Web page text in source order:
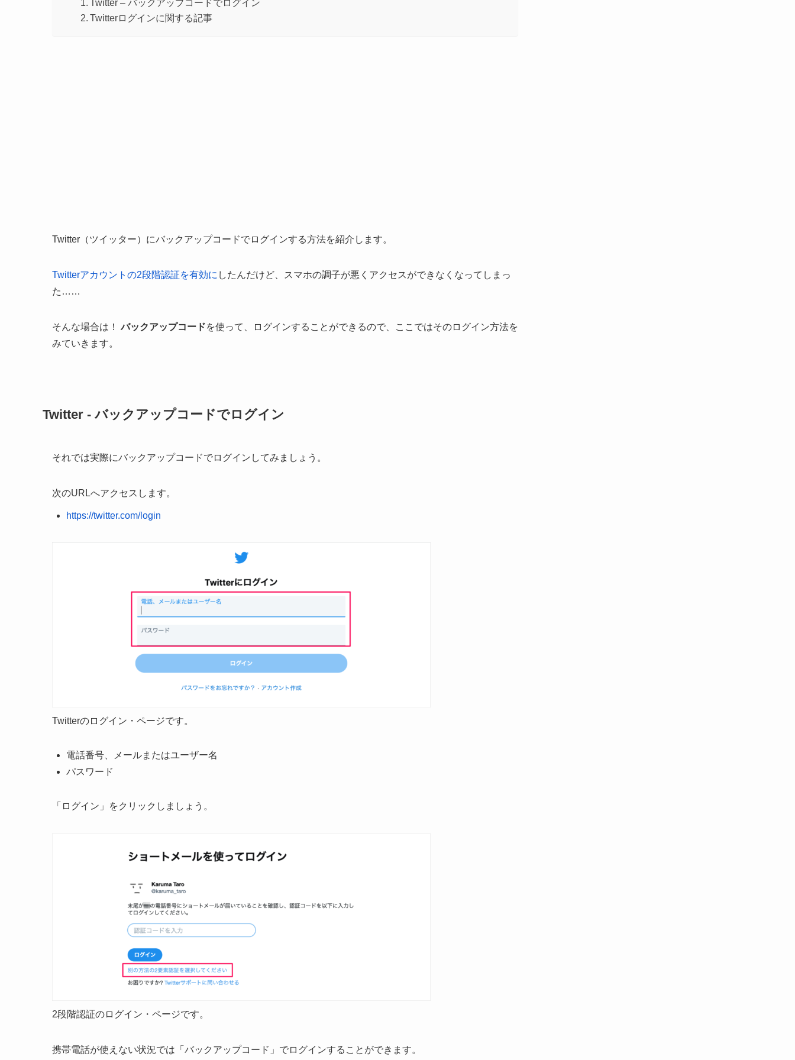
Twitter – バックアップコードでログイン
Twitterログインに関する記事
Twitter（ツイッター）にバックアップコードでログインする方法を紹介します。
Twitterアカウントの2段階認証を有効に したんだけど、スマホの調子が悪くアクセスができなくなってしまっ
た……
そんな場合は！バックアップコードを使って、ログインすることができるので、ここではそのログイン方法を
みていきます。
Twitter - バックアップコードでログイン
それでは実際にバックアップコードでログインしてみましょう。
次のURLへアクセスします。
https://twitter.com/login
Twitterのログイン・ページです。
電話番号、メールまたはユーザー名
パスワード
「ログイン」をクリックしましょう。
2段階認証のログイン・ページです。
携帯電話が使えない状況では「バックアップコード」でログインすることができます。